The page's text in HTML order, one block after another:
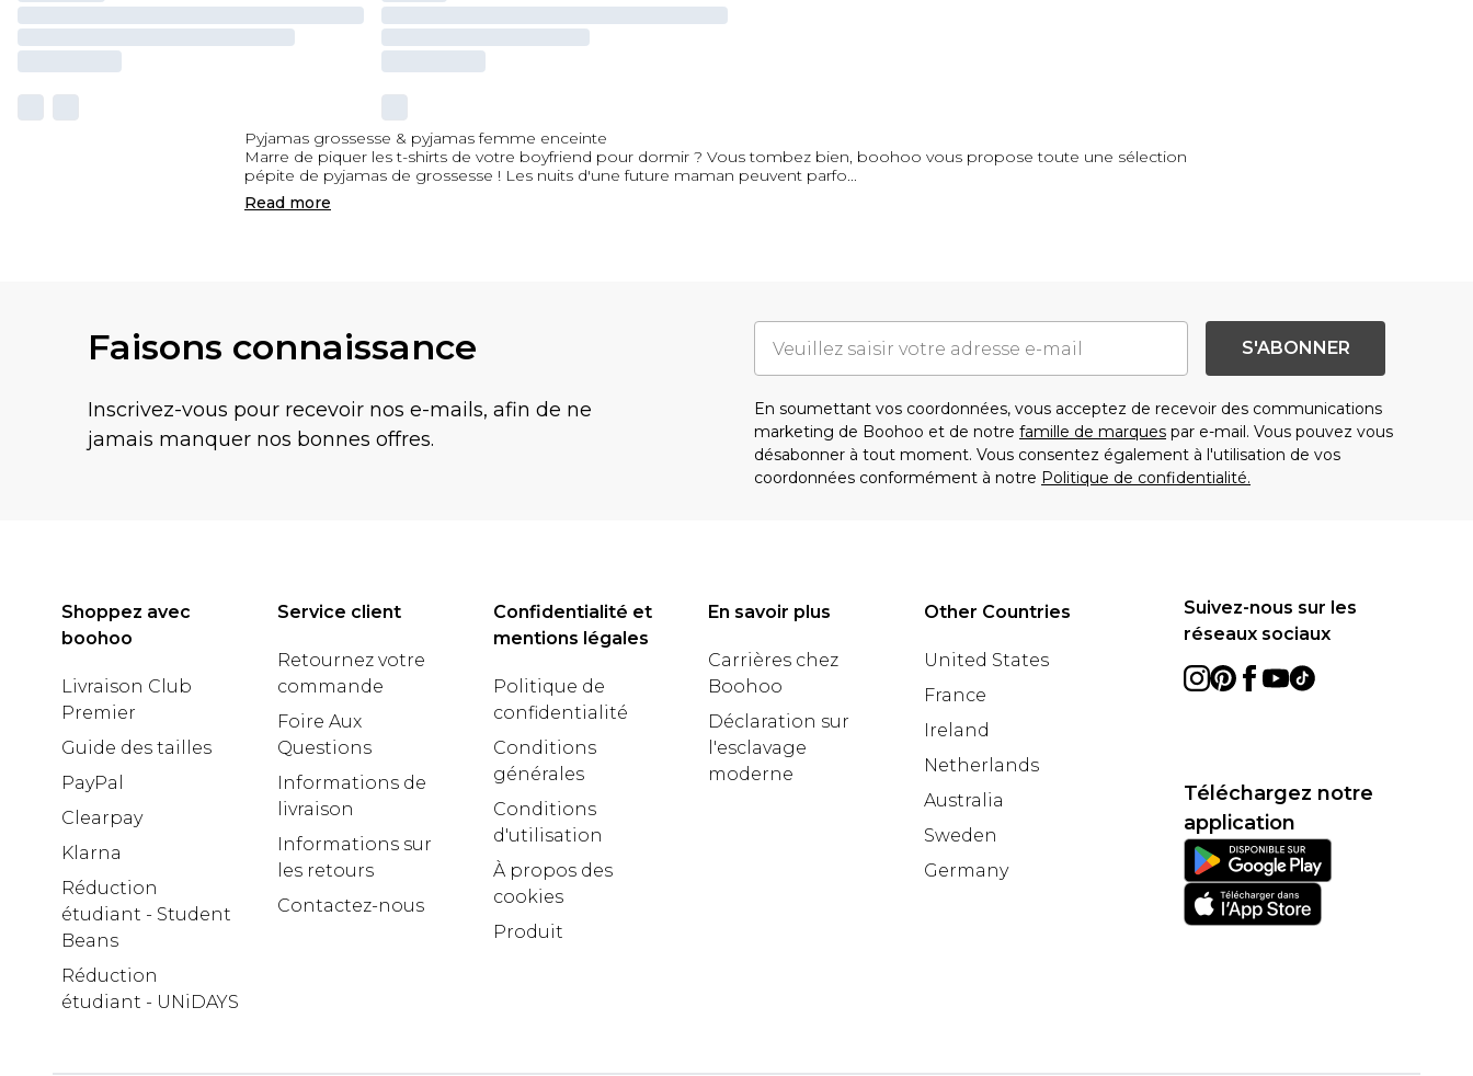
Pyjamas grossesse & pyjamas femme enceinte
Marre de piquer les t-shirts de votre boyfriend pour dormir ? Vous tombez bien, boohoo vous propose toute une sélection
pépite de pyjamas de grossesse ! Les nuits d'une future maman peuvent parfo...
Read more
Faisons connaissance
Inscrivez-vous pour recevoir nos e-mails, afin de ne
jamais manquer nos bonnes offres.
S'ABONNER
En soumettant vos coordonnées, vous acceptez de recevoir des communications
marketing de Boohoo et de notre famille de marques par e-mail. Vous pouvez vous
désabonner à tout moment. Vous consentez également à l'utilisation de vos
coordonnées conformément à notre Politique de confidentialité.
Shoppez avec
boohoo
Livraison Club
Premier
Guide des tailles
PayPal
Clearpay
Klarna
Réduction
étudiant - Student
Beans
Réduction
étudiant - UNiDAYS
Service client
Retournez votre
commande
Foire Aux
Questions
Informations de
livraison
Informations sur
les retours
Contactez-nous
Confidentialité et
mentions légales
Politique de
confidentialité
Conditions
générales
Conditions
d'utilisation
À propos des
cookies
Produit
En savoir plus
Carrières chez
Boohoo
Déclaration sur
l'esclavage
moderne
Other Countries
United States
France
Ireland
Netherlands
Australia
Sweden
Germany
Suivez-nous sur les
réseaux sociaux
Téléchargez notre
application